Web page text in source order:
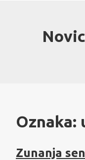
Oznaka:
Zunanja